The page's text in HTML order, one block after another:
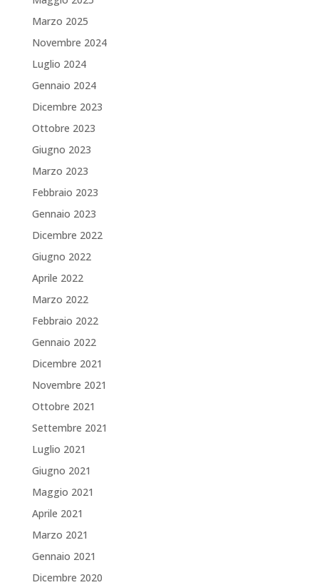
Marzo 2025
Novembre 2024
Luglio 2024
Gennaio 2024
Dicembre 2023
Ottobre 2023
Giugno 2023
Marzo 2023
Febbraio 2023
Gennaio 2023
Dicembre 2022
Giugno 2022
Aprile 2022
Marzo 2022
Febbraio 2022
Gennaio 2022
Dicembre 2021
Novembre 2021
Ottobre 2021
Settembre 2021
Luglio 2021
Giugno 2021
Maggio 2021
Aprile 2021
Marzo 2021
Gennaio 2021
Dicembre 2020